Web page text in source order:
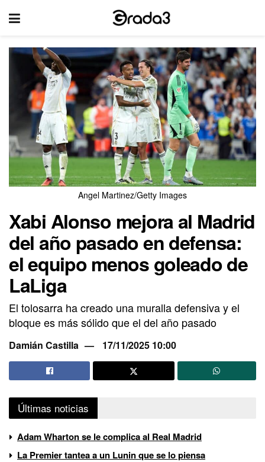
Angel Martinez/Getty Images
Xabi Alonso mejora al Madrid
del año pasado en defensa:
el equipo menos goleado de
LaLiga
El tolosarra ha creado una muralla defensiva y el
bloque es más sólido que el del año pasado
Damián Castilla 17/11/2025 10:00
Últimas noticias
Adam Wharton se le complica al Real Madrid
La Premier tantea a un Lunin que se lo piensa